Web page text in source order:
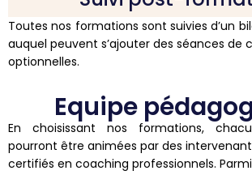
Toutes nos formations sont suivies d’un
auquel peuvent s’ajouter des séances de
optionnelles.
Equipe
En choisissant nos formations,
pourront être animées par des
certifiés en coaching professionnels.